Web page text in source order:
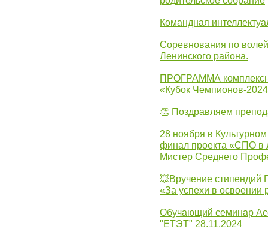
Командная
Соревнования по
Ленинского района.
ПРОГРАММА
«Кубок Чемпионов-
👏 Поздравляем
28 ноября в
финал проекта «СПО в
Мистер Среднего
💥Вручение стипендий
«За успехи в освоении
Обучающий семинар
"ЕТЭТ" 28.11.2024